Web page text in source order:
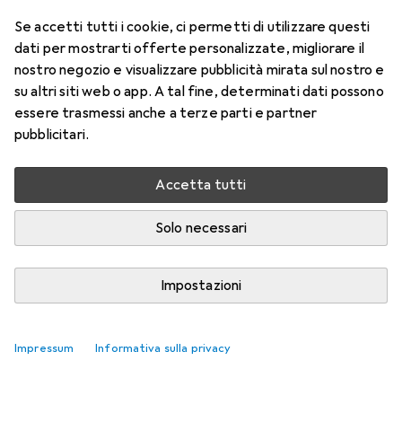
Se accetti tutti i cookie, ci permetti di utilizzare questi
dati per mostrarti offerte personalizzate, migliorare il
nostro negozio e visualizzare pubblicità mirata sul nostro e
su altri siti web o app. A tal fine, determinati dati possono
essere trasmessi anche a terze parti e partner
pubblicitari.
Accetta tutti
Solo necessari
Impostazioni
Impressum Informativa sulla privacy
-3.25, Obiettivo mensile, 6 pz., Torico
Prezzo in EUR IVA incl.
Consegna tra lun, 17/8 e mer, 19/8
Più di 10 pezzi in stock presso il fornitore
Aggiungi al carrello